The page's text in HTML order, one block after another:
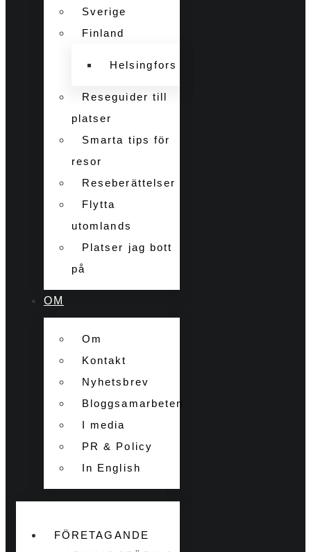
Sverige
Finland
Helsingfors
Reseguider till
platser
Smarta tips för
resor
Reseberättelser
Flytta
utomlands
Platser jag bott
på
OM
Om
Kontakt
Nyhetsbrev
Bloggsamarbeten
I media
PR & Policy
In English
FÖRETAGANDE